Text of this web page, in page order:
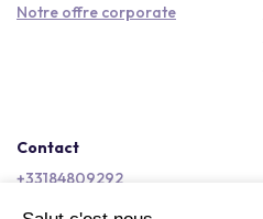
Notre offre corporate
Contact
+33184809292